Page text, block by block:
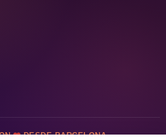
DESDE BARCELONA